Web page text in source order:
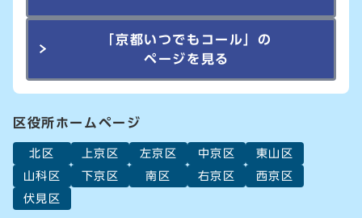
「京都いつでもコール」の
ページを見る
区役所ホームページ
北区 上京区 左京区 中京区
東山区
山科区
下京区 南区 右京区
西京区
伏見区